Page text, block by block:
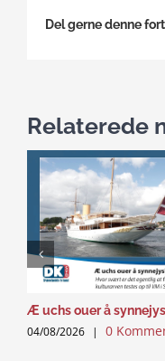
Del gerne denne
Relaterede
Æ uchs ouer å
04/08/2026 | 0